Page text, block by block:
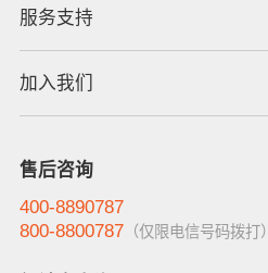
服务支持
加入我们
售后咨询
400-8890787
800-8800787（仅限电信号码拨打）